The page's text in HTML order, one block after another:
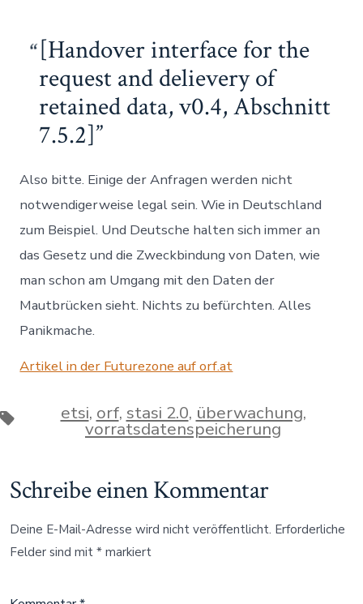
[Handover interface for the
request and delievery of
retained data, v0.4, Abschnitt
7.5.2]
Also bitte. Einige der Anfragen werden nicht
notwendigerweise legal sein. Wie in Deutschland
zum Beispiel. Und Deutsche halten sich immer an
das Gesetz und die Zweckbindung von Daten, wie
man schon am Umgang mit den Daten der
Mautbrücken sieht. Nichts zu befürchten. Alles
Panikmache.
Artikel in der Futurezone auf orf.at
Schlagwörter
etsi, orf, stasi 2.0, überwachung,
vorratsdatenspeicherung
Schreibe einen Kommentar
Deine E-Mail-Adresse wird nicht veröffentlicht. Erforderliche
Felder sind mit* markiert